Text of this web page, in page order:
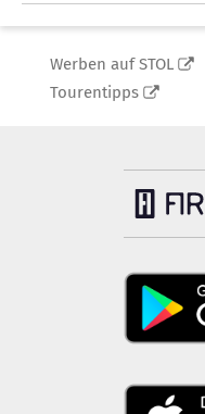
Werben auf STOL
Tourentipps